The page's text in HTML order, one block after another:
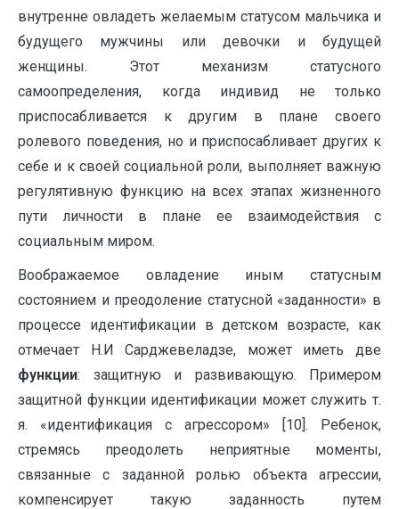
внутренне овладеть желаемым статусом мальчика и
будущего мужчины или девочки и будущей
женщины. Этот механизм статусного
самоопределения, когда индивид не только
приспосабливается к другим в плане своего
ролевого поведения, но и приспосабливает других к
себе и к своей социальной роли, выполняет важную
регулятивную функцию на всех этапах жизненного
пути личности в плане ее взаимодействия с
социальным миром.
Воображаемое овладение иным статусным
состоянием и преодоление статусной «заданности» в
процессе идентификации в детском возрасте, как
отмечает Н.И Сарджевеладзе, может иметь две
функции: защитную и развивающую. Примером
защитной функции идентификации может служить т.
я. «идентификация с агрессором» [10]. Ребенок,
стремясь преодолеть неприятные моменты,
связанные с заданной ролью объекта агрессии,
компенсирует такую заданность путем